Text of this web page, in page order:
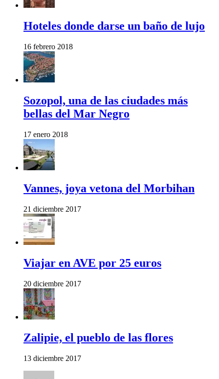
Hoteles donde darse un baño de lujo
16 febrero 2018
Sozopol, una de las ciudades más
bellas del Mar Negro
17 enero 2018
Vannes, joya vetona del Morbihan
21 diciembre 2017
Viajar en AVE por 25 euros
20 diciembre 2017
Zalipie, el pueblo de las flores
13 diciembre 2017